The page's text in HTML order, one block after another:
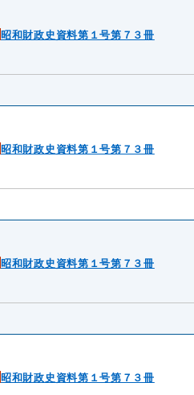
昭和財政史資料第１号第７３冊
昭和財政史資料第１号第７３冊
昭和財政史資料第１号第７３冊
昭和財政史資料第１号第７３冊